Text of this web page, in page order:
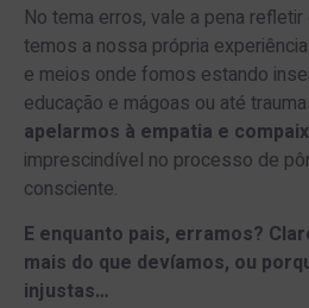
No tema erros, vale a pena
temos a nossa própria
e meios onde fomos estando
educação e mágoas ou até
apelarmos à empatia e
imprescindível no processo de
consciente.
E enquanto pais, erramos?
mais do que devíamos, ou
injustas…